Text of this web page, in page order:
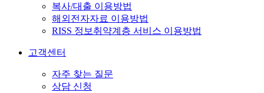
복사/대출 이용방법
해외전자자료 이용방법
RISS 정보취약계층 서비스 이용방법
고객센터
자주 찾는 질문
상담 신청